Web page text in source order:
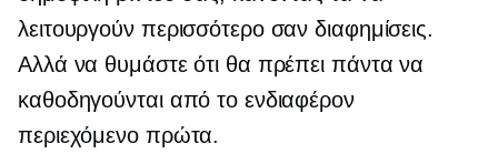
λειτουργούν περισσότερο σαν διαφημίσεις.
Αλλά να θυμάστε ότι θα πρέπει πάντα να
καθοδηγούνται από το ενδιαφέρον
περιεχόμενο πρώτα.